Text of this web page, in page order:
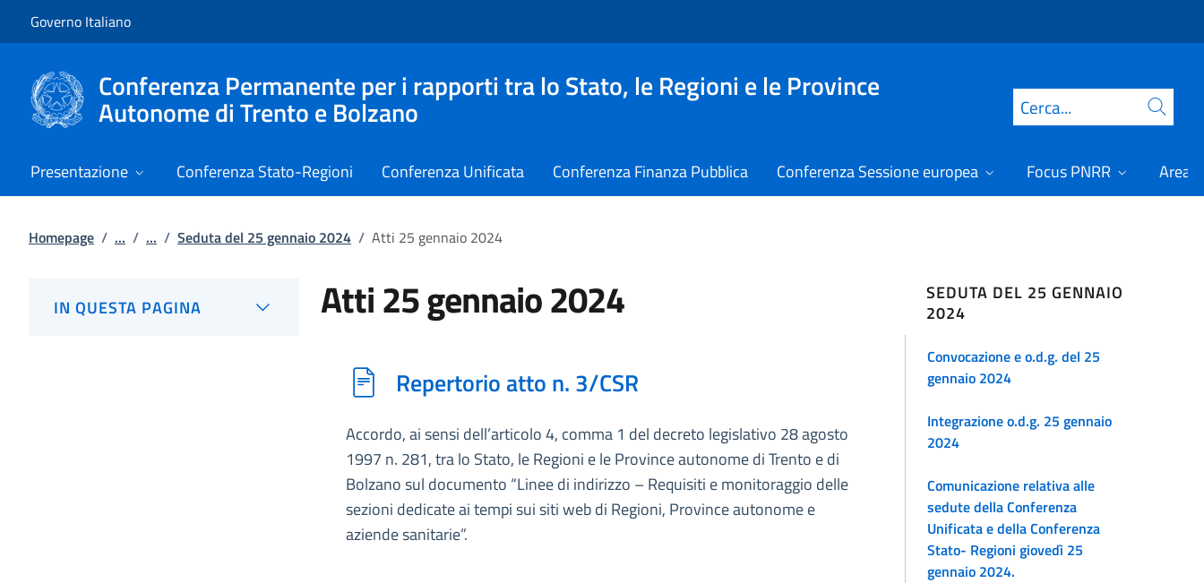
Governo Italiano
Conferenza Permanente per i rapporti tra lo Stato, le Regioni e le Province
Autonome di Trento e Bolzano Cerca
Presentazione Conferenza Stato-Regioni Conferenza Unificata Conferenza Finanza Pubblica Conferenza Sessione europea Focus PNRR Area
Homepage / ... / ... / Seduta del 25 gennaio 2024 / Atti 25 gennaio 2024
IN QUESTA PAGINA Atti 25 gennaio 2024
Repertorio atto n. 3/CSR
Accordo, ai sensi dell’articolo 4, comma 1 del decreto legislativo 28 agosto
1997 n. 281, tra lo Stato, le Regioni e le Province autonome di Trento e di
Bolzano sul documento “Linee di indirizzo – Requisiti e monitoraggio delle
sezioni dedicate ai tempi sui siti web di Regioni, Province autonome e
aziende sanitarie”.
SEDUTA DEL 25 GENNAIO
2024
Convocazione e o.d.g. del 25
gennaio 2024
Integrazione o.d.g. 25 gennaio
2024
Comunicazione relativa alle
sedute della Conferenza
Unificata e della Conferenza
Stato- Regioni giovedì 25
gennaio 2024.